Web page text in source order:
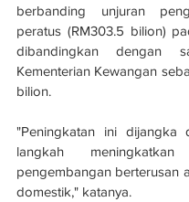
berbanding unjuran
peratus (RM303.5 bilion)
dibandingkan dengan
Kementerian Kewangan
bilion.
"Peningkatan ini dijangka
langkah
pengembangan berterusan
domestik," katanya.